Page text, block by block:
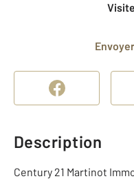
Description
Century 21 Martinot